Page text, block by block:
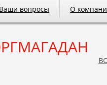
Ваши вопросы О